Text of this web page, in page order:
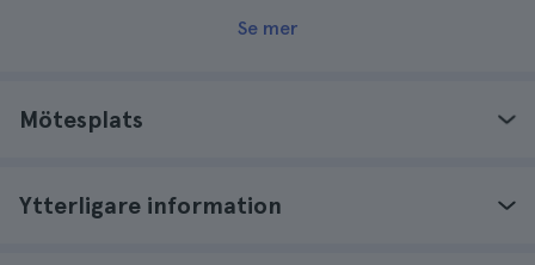
Se mer
Mötesplats
Ytterligare information